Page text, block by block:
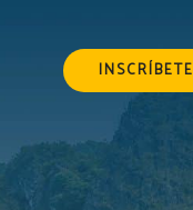
INSCRÍBETE